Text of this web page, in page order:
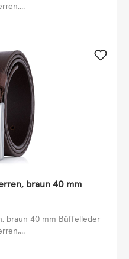
braun 40 mm
braun 40 mm Büffelleder